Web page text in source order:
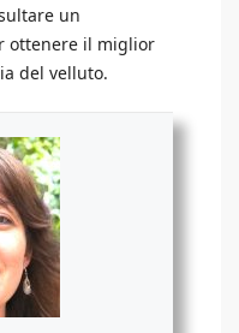
un
ottenere il miglior
del velluto.